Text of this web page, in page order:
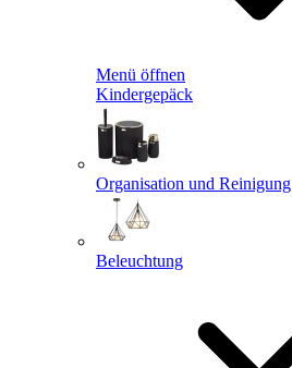
Menü öffnen
Kindergepäck
Organisation und Reinigung
Beleuchtung